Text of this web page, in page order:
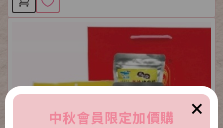
×
中秋會員限定加價購